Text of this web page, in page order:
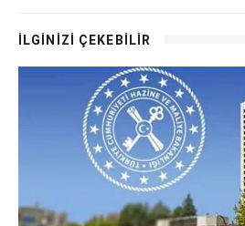
İLGİNİZİ ÇEKEBİLİR